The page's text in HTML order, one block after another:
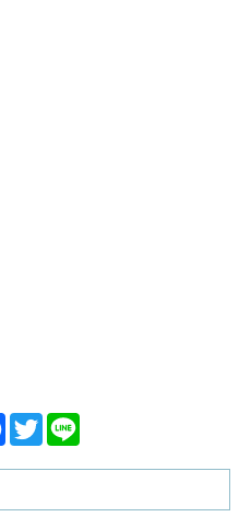
Facebook
Twitter